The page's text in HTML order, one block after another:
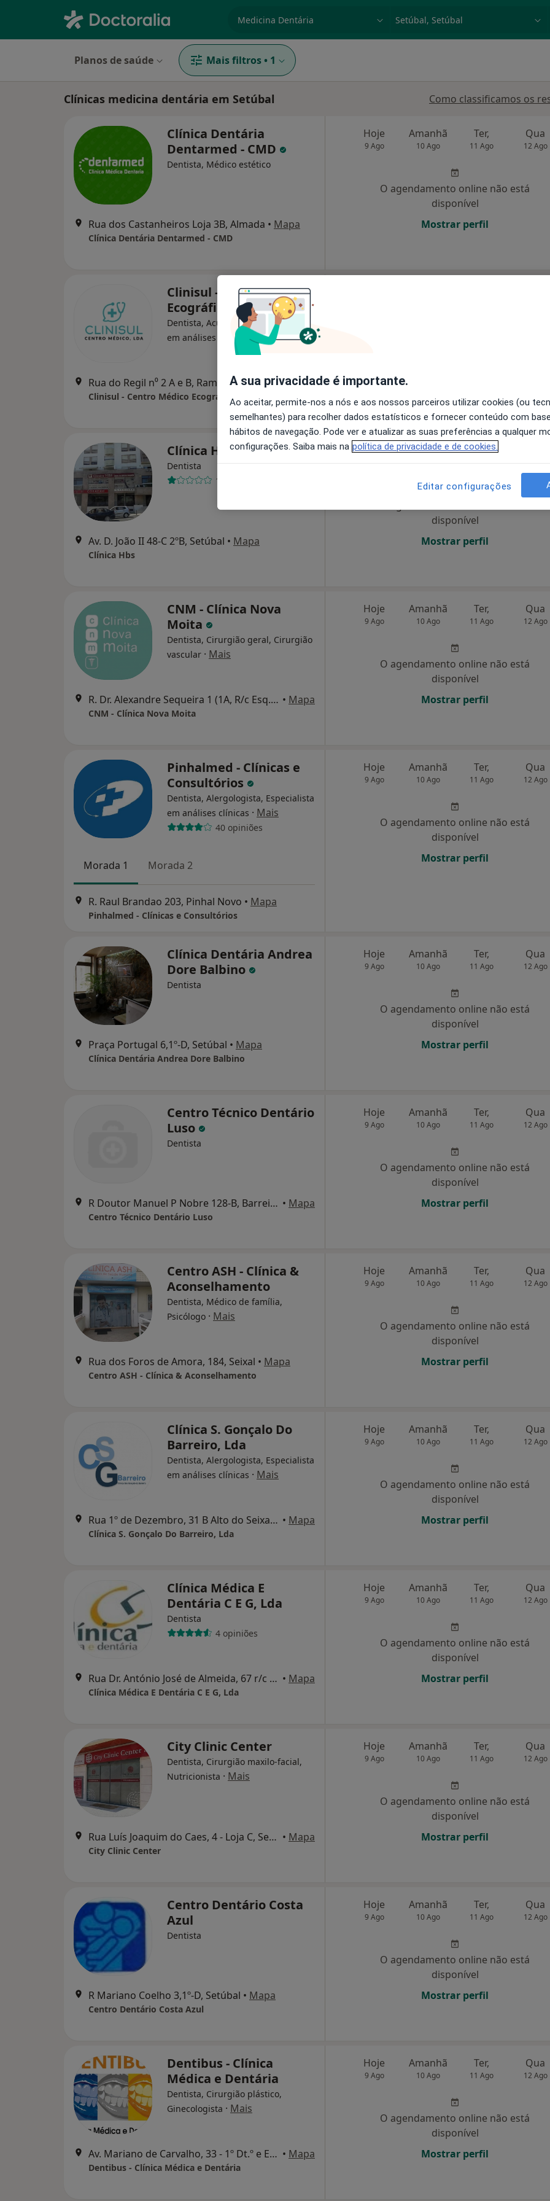
especialidade, doença ou nome p. ex. Lisboa
Planos de saúde Mais filtros • 1
Clínicas medicina dentária em Setúbal Como classificamos os
Clínica Dentária
Dentarmed - CMD
Dentista, Médico estético
Rua dos Castanheiros Loja 3B, Almada • Mapa
Clínica Dentária Dentarmed - CMD
Hoje
9 Ago
Amanhã
10 Ago
Ter,
11 Ago
Qua
12 Ago
O agendamento online não está
disponível
Mostrar perfil
Clinisul - Centro Médico
Ecográfico Lda
Dentista, Acupuntor, Especialista
em análises clínicas · Mais
Rua do Regil n⁰ 2 A e B, Ramalha ALMADA, Almada •Mapa
Clinisul - Centro Médico Ecográfico Lda
Clínica Hbs
Dentista
1 opinião
Av. D. João II 48-C 2ºB, Setúbal • Mapa
Clínica Hbs
Hoje Amanhã Ter,
disponível
Mostrar perfil
CNM - Clínica Nova
Moita
Dentista, Cirurgião geral, Cirurgião
vascular · Mais
R. Dr. Alexandre Sequeira 1 (1A, R/c Esq.), Moita • Mapa
CNM - Clínica Nova Moita
Hoje
9 Ago
Amanhã
10 Ago
Ter,
11 Ago
Qua
12 Ago
O agendamento online não está
disponível
Mostrar perfil
Pinhalmed - Clínicas e
Consultórios
Dentista, Alergologista, Especialista
em análises clínicas · Mais
40 opiniões
Morada 1 Morada 2
R. Raul Brandao 203, Pinhal Novo • Mapa
Pinhalmed - Clínicas e Consultórios
Hoje
9 Ago
Amanhã
10 Ago
Ter,
11 Ago
Qua
12 Ago
O agendamento online não está
disponível
Mostrar perfil
Clínica Dentária Andrea
Dore Balbino
Dentista
Praça Portugal 6,1º-D, Setúbal • Mapa
Clínica Dentária Andrea Dore Balbino
Hoje
9 Ago
Amanhã
10 Ago
Ter,
11 Ago
Qua
12 Ago
O agendamento online não está
disponível
Mostrar perfil
Centro Técnico Dentário
Luso
Dentista
R Doutor Manuel P Nobre 128-B, Barreiro • Mapa
Centro Técnico Dentário Luso
Hoje
9 Ago
Amanhã
10 Ago
Ter,
11 Ago
Qua
12 Ago
O agendamento online não está
disponível
Mostrar perfil
Centro ASH - Clínica &
Aconselhamento
Dentista, Médico de família,
Psicólogo · Mais
Rua dos Foros de Amora, 184, Seixal • Mapa
Centro ASH - Clínica & Aconselhamento
Hoje
9 Ago
Amanhã
10 Ago
Ter,
11 Ago
Qua
12 Ago
O agendamento online não está
disponível
Mostrar perfil
Clínica S. Gonçalo Do
Barreiro, Lda
Dentista, Alergologista, Especialista
em análises clínicas · Mais
Rua 1º de Dezembro, 31 B Alto do Seixalinho, Barreiro • Mapa
Clínica S. Gonçalo Do Barreiro, Lda
Hoje
9 Ago
Amanhã
10 Ago
Ter,
11 Ago
Qua
12 Ago
O agendamento online não está
disponível
Mostrar perfil
Clínica Médica E
Dentária C E G, Lda
Dentista
4 opiniões
Rua Dr. António José de Almeida, 67 r/c esq, Barreiro • Mapa
Clínica Médica E Dentária C E G, Lda
Hoje
9 Ago
Amanhã
10 Ago
Ter,
11 Ago
Qua
12 Ago
O agendamento online não está
disponível
Mostrar perfil
City Clinic Center
Dentista, Cirurgião maxilo-facial,
Nutricionista · Mais
Rua Luís Joaquim do Caes, 4 - Loja C, Setúbal • Mapa
City Clinic Center
Hoje
9 Ago
Amanhã
10 Ago
Ter,
11 Ago
Qua
12 Ago
O agendamento online não está
disponível
Mostrar perfil
Centro Dentário Costa
Azul
Dentista
R Mariano Coelho 3,1º-D, Setúbal • Mapa
Centro Dentário Costa Azul
Hoje
9 Ago
Amanhã
10 Ago
Ter,
11 Ago
Qua
12 Ago
O agendamento online não está
disponível
Mostrar perfil
Dentibus - Clínica
Médica e Dentária
Dentista, Cirurgião plástico,
Ginecologista · Mais
Av. Mariano de Carvalho, 33 - 1º Dt.º e Esqº, Setúbal • Mapa
Dentibus - Clínica Médica e Dentária
Hoje
9 Ago
Amanhã
10 Ago
Ter,
11 Ago
Qua
12 Ago
O agendamento online não está
disponível
Mostrar perfil
A sua privacidade é importante.
Ao aceitar, permite-nos a nós e aos nossos parceiros utilizar cookies (ou
semelhantes) para recolher dados estatísticos e fornecer conteúdo com
hábitos de navegação. Pode ver e atualizar as suas preferências a qualquer
configurações. Saiba mais na política de privacidade e de cookies.
Editar configurações